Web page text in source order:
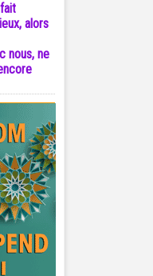
alors
nous, ne